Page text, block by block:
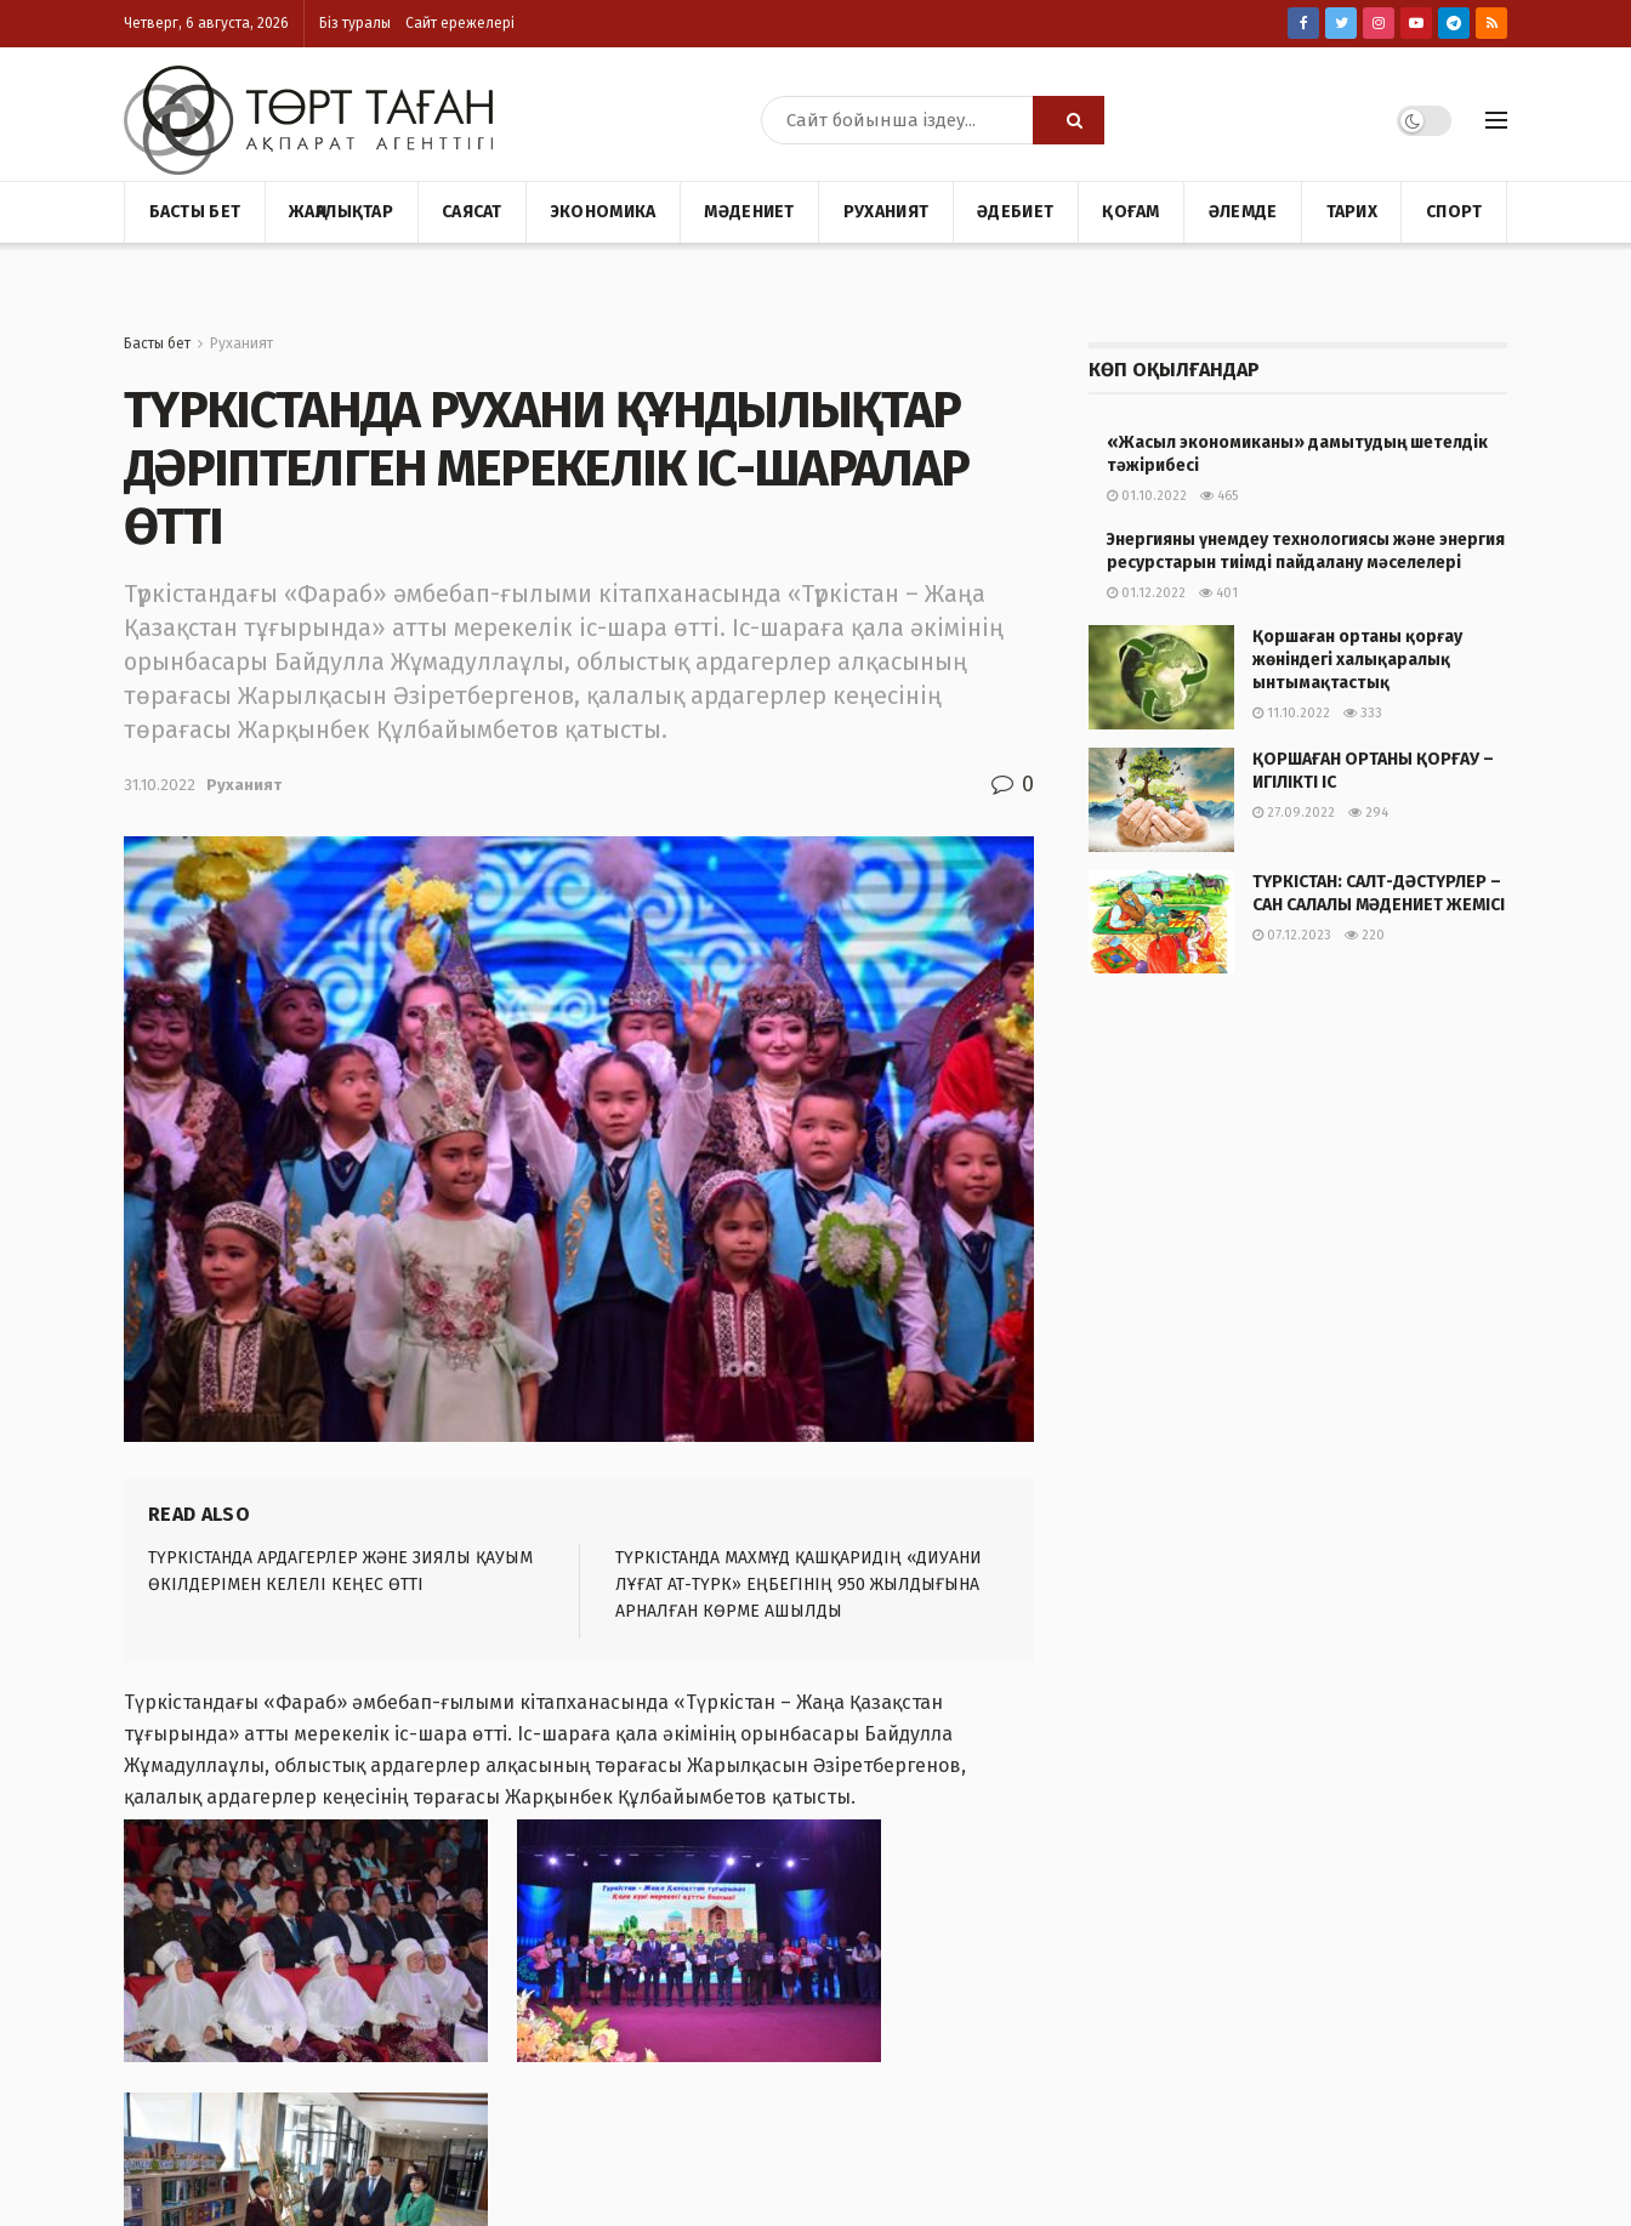
Четверг, 6 августа, 2026 Біз туралы Сайт ережелері
БАСТЫ БЕТ ЖАҢАЛЫҚТАР САЯСАТ ЭКОНОМИКА МӘДЕНИЕТ РУХАНИЯТ ӘДЕБИЕТ ҚОҒАМ ӘЛЕМДЕ ТАРИХ СПОРТ
Басты бет Руханият
ТҮРКІСТАНДА РУХАНИ ҚҰНДЫЛЫҚТАР
ДӘРІПТЕЛГЕН МЕРЕКЕЛІК ІС-ШАРАЛАР
ӨТТІ
Түркістандағы «Фараб» әмбебап-ғылыми кітапханасында «Түркістан – Жаңа
Қазақстан тұғырында» атты мерекелік іс-шара өтті. Іс-шараға қала әкімінің
орынбасары Байдулла Жұмадуллаұлы, облыстық ардагерлер алқасының
төрағасы Жарылқасын Әзіретбергенов, қалалық ардагерлер кеңесінің
төрағасы Жарқынбек Құлбайымбетов қатысты.
31.10.2022 Руханият 0
READ ALSO
ТҮРКІСТАНДА АРДАГЕРЛЕР ЖӘНЕ ЗИЯЛЫ ҚАУЫМ
ӨКІЛДЕРІМЕН КЕЛЕЛІ КЕҢЕС ӨТТІ
ТҮРКІСТАНДА МАХМҰД ҚАШҚАРИДІҢ «ДИУАНИ
ЛҰҒАТ АТ-ТҮРК» ЕҢБЕГІНІҢ 950 ЖЫЛДЫҒЫНА
АРНАЛҒАН КӨРМЕ АШЫЛДЫ
Түркістандағы «Фараб» әмбебап-ғылыми кітапханасында «Түркістан – Жаңа Қазақстан
тұғырында» атты мерекелік іс-шара өтті. Іс-шараға қала әкімінің орынбасары Байдулла
Жұмадуллаұлы, облыстық ардагерлер алқасының төрағасы Жарылқасын Әзіретбергенов,
қалалық ардагерлер кеңесінің төрағасы Жарқынбек Құлбайымбетов қатысты.
КӨП ОҚЫЛҒАНДАР
«Жасыл экономиканы» дамытудың шетелдік
тәжірибесі
01.10.2022 465
Энергияны үнемдеу технологиясы және энергия
ресурстарын тиімді пайдалану мәселелері
01.12.2022 401
Қоршаған ортаны қорғау
жөніндегі халықаралық
ынтымақтастық
11.10.2022 333
ҚОРШАҒАН ОРТАНЫ ҚОРҒАУ –
ИГІЛІКТІ ІС
27.09.2022 294
ТҮРКІСТАН: САЛТ-ДӘСТҮРЛЕР –
САН САЛАЛЫ МӘДЕНИЕТ ЖЕМІСІ
07.12.2023 220